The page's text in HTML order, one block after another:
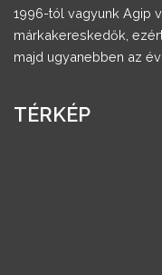
1996-tól vagyunk Agip
márkakereskedők,
majd ugyanebben az
TÉRKÉP